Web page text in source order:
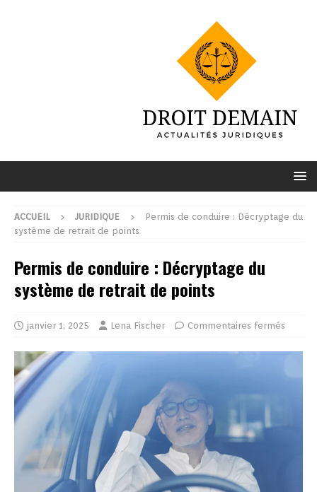
ACCUEIL JURIDIQUE
Permis de conduire : Décryptage du
système de retrait de points
Permis de conduire : Décryptage du
système de retrait de points
janvier 1, 2025 Lena Fischer Commentaires fermés